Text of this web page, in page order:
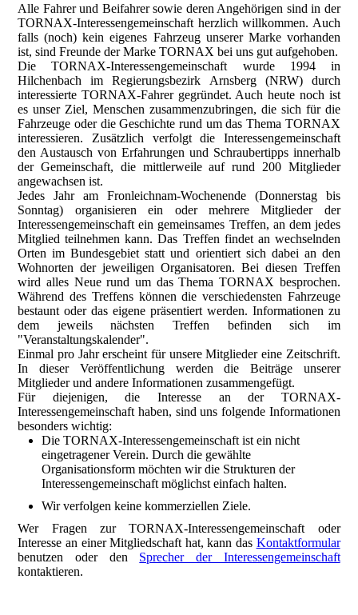
Alle Fahrer und Beifahrer sowie deren Angehörigen sind in der
TORNAX-Interessengemeinschaft herzlich willkommen. Auch
falls (noch) kein eigenes Fahrzeug unserer Marke vorhanden
ist, sind Freunde der Marke TORNAX bei uns gut aufgehoben.
Die TORNAX-Interessengemeinschaft wurde 1994 in
Hilchenbach im Regierungsbezirk Arnsberg (NRW) durch
interessierte TORNAX-Fahrer gegründet. Auch heute noch ist
es unser Ziel, Menschen zusammenzubringen, die sich für die
Fahrzeuge oder die Geschichte rund um das Thema TORNAX
interessieren. Zusätzlich verfolgt die Interessengemeinschaft
den Austausch von Erfahrungen und Schraubertipps innerhalb
der Gemeinschaft, die mittlerweile auf rund 200 Mitglieder
angewachsen ist.
Jedes Jahr am Fronleichnam-Wochenende (Donnerstag bis
Sonntag) organisieren ein oder mehrere Mitglieder der
Interessengemeinschaft ein gemeinsames Treffen, an dem jedes
Mitglied teilnehmen kann. Das Treffen findet an wechselnden
Orten im Bundesgebiet statt und orientiert sich dabei an den
Wohnorten der jeweiligen Organisatoren. Bei diesen Treffen
wird alles Neue rund um das Thema TORNAX besprochen.
Während des Treffens können die verschiedensten Fahrzeuge
bestaunt oder das eigene präsentiert werden. Informationen zu
dem jeweils nächsten Treffen befinden sich im
"Veranstaltungskalender".
Einmal pro Jahr erscheint für unsere Mitglieder eine Zeitschrift.
In dieser Veröffentlichung werden die Beiträge unserer
Mitglieder und andere Informationen zusammengefügt.
Für diejenigen, die Interesse an der TORNAX-
Interessengemeinschaft haben, sind uns folgende Informationen
besonders wichtig:
Die TORNAX-Interessengemeinschaft ist ein nicht
eingetragener Verein. Durch die gewählte
Organisationsform möchten wir die Strukturen der
Interessengemeinschaft möglichst einfach halten.
Wir verfolgen keine kommerziellen Ziele.
Wer Fragen zur TORNAX-Interessengemeinschaft oder
Interesse an einer Mitgliedschaft hat, kann das Kontaktformular
benutzen oder den Sprecher der Interessengemeinschaft
kontaktieren.